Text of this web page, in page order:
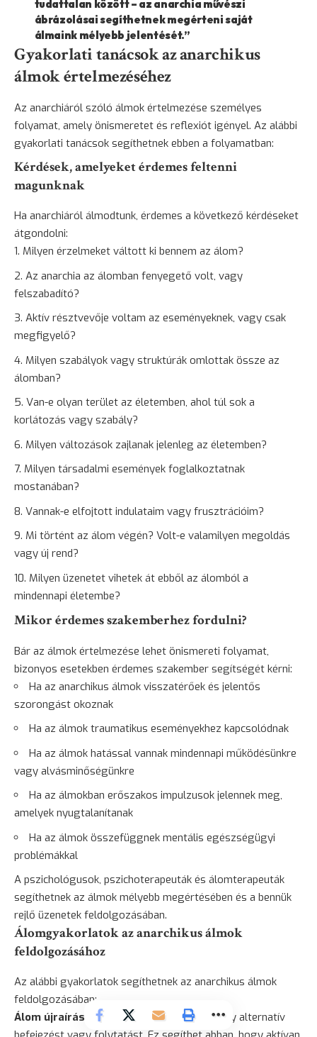
tudattalan között – az anarchia művészi
ábrázolásai segíthetnek megérteni saját
álmaink mélyebb jelentését.”
Gyakorlati tanácsok az anarchikus
álmok értelmezéséhez
Az anarchiáról szóló álmok értelmezése személyes
folyamat, amely önismeretet és reflexiót igényel. Az alábbi
gyakorlati tanácsok segíthetnek ebben a folyamatban:
Kérdések, amelyeket érdemes feltenni
magunknak
Ha anarchiáról álmodtunk, érdemes a következő kérdéseket
átgondolni:
Milyen érzelmeket váltott ki bennem az álom?
Az anarchia az álomban fenyegető volt, vagy
felszabadító?
Aktív résztvevője voltam az eseményeknek, vagy csak
megfigyelő?
Milyen szabályok vagy struktúrák omlottak össze az
álomban?
Van-e olyan terület az életemben, ahol túl sok a
korlátozás vagy szabály?
Milyen változások zajlanak jelenleg az életemben?
Milyen társadalmi események foglalkoztatnak
mostanában?
Vannak-e elfojtott indulataim vagy frusztrációim?
Mi történt az álom végén? Volt-e valamilyen megoldás
vagy új rend?
Milyen üzenetet vihetek át ebből az álomból a
mindennapi életembe?
Mikor érdemes szakemberhez fordulni?
Bár az álmok értelmezése lehet önismereti folyamat,
bizonyos esetekben érdemes szakember segítségét kérni:
Ha az anarchikus álmok visszatérőek és jelentős
szorongást okoznak
Ha az álmok traumatikus eseményekhez kapcsolódnak
Ha az álmok hatással vannak mindennapi működésünkre
vagy alvásminőségünkre
Ha az álmokban erőszakos impulzusok jelennek meg,
amelyek nyugtalanítanak
Ha az álmok összefüggnek mentális egészségügyi
problémákkal
A pszichológusok, pszichoterapeuták és álomterapeuták
segíthetnek az álmok mélyebb megértésében és a bennük
rejlő üzenetek feldolgozásában.
Álomgyakorlatok az anarchikus álmok
feldolgozásához
Az alábbi gyakorlatok segíthetnek az anarchikus álmok
feldolgozásában:
Álom újraírása
: Írd le az álmodat, majd írj egy alternatív